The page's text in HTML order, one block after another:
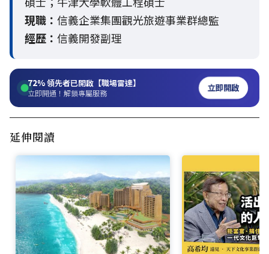
現職： 信義企業集團觀光旅遊事業群總監
經歷： 信義開發副理
72%領先者已開啟【職場雷達】
立即開通！解鎖專屬服務 立即開啟
延伸閱讀